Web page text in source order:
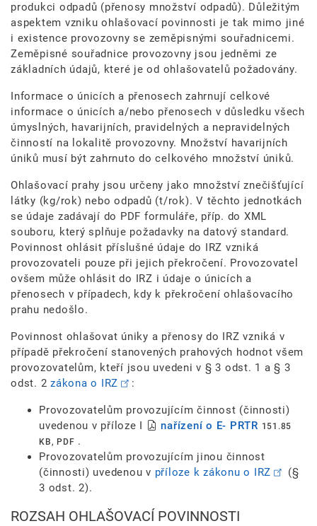
produkci odpadů (přenosy množství odpadů). Důležitým
aspektem vzniku ohlašovací povinnosti je tak mimo jiné
i existence provozovny se zeměpisnými souřadnicemi.
Zeměpisné souřadnice provozovny jsou jedněmi ze
základních údajů, které je od ohlašovatelů požadovány.
Informace o únicích a přenosech zahrnují celkové
informace o únicích a/nebo přenosech v důsledku všech
úmyslných, havarijních, pravidelných a nepravidelných
činností na lokalitě provozovny. Množství havarijních
úniků musí být zahrnuto do celkového množství úniků.
Ohlašovací prahy jsou určeny jako množství znečišťující
látky (kg/rok) nebo odpadů (t/rok). V těchto jednotkách
se údaje zadávají do PDF formuláře, příp. do XML
souboru, který splňuje požadavky na datový standard.
Povinnost ohlásit příslušné údaje do IRZ vzniká
provozovateli pouze při jejich překročení. Provozovatel
ovšem může ohlásit do IRZ i údaje o únicích a
přenosech v případech, kdy k překročení ohlašovacího
prahu nedošlo.
Povinnost ohlašovat úniky a přenosy do IRZ vzniká v
případě překročení stanovených prahových hodnot všem
provozovatelům, kteří jsou uvedeni v § 3 odst. 1 a § 3
odst. 2 zákona o IRZ :
Provozovatelům provozujícím činnost (činnosti)
uvedenou v příloze I
nařízení o E- PRTR 151.85
KB, PDF .
Provozovatelům provozujícím jinou činnost
(činnosti) uvedenou v příloze k zákonu o IRZ
(§
3 odst. 2).
ROZSAH OHLAŠOVACÍ POVINNOSTI